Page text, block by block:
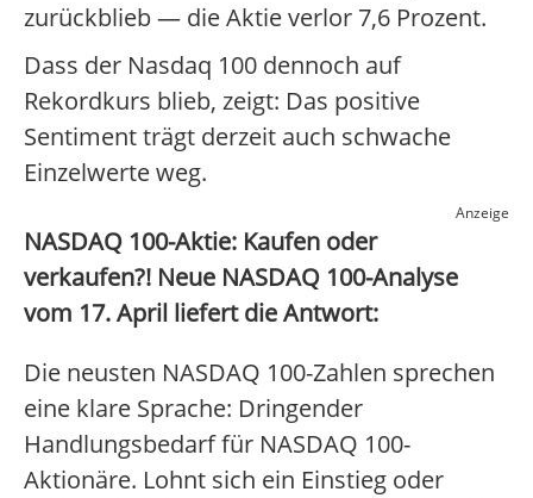
zurückblieb — die Aktie verlor 7,6 Prozent.
Dass der Nasdaq 100 dennoch auf
Rekordkurs blieb, zeigt: Das positive
Sentiment trägt derzeit auch schwache
Einzelwerte weg.
Anzeige
NASDAQ 100-Aktie: Kaufen oder
verkaufen?! Neue NASDAQ 100-Analyse
vom 17. April liefert die Antwort:
Die neusten NASDAQ 100-Zahlen sprechen
eine klare Sprache: Dringender
Handlungsbedarf für NASDAQ 100-
Aktionäre. Lohnt sich ein Einstieg oder